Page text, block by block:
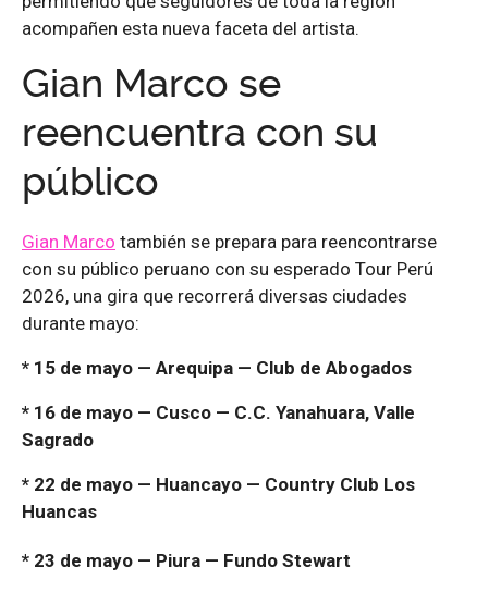
acompañen esta nueva faceta del artista.
Gian Marco se
reencuentra con su
público
Gian Marco también se prepara para reencontrarse
con su público peruano con su esperado Tour Perú
2026, una gira que recorrerá diversas ciudades
durante mayo:
* 15 de mayo — Arequipa — Club de Abogados
* 16 de mayo — Cusco — C.C. Yanahuara, Valle
Sagrado
* 22 de mayo — Huancayo — Country Club Los
Huancas
* 23 de mayo — Piura — Fundo Stewart